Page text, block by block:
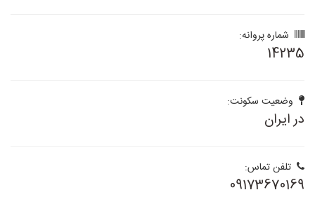
شماره پروانه:
14235
وضعیت سکونت:
در ایران
تلفن تماس:
09173670169